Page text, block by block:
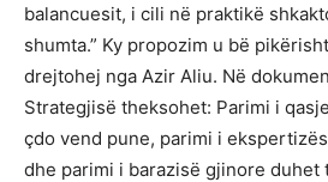
balancuesit, i cili në praktikë
shumta.” Ky propozim u bë
drejtohej nga Azir Aliu. Në
Strategjisë theksohet: Parimi i
çdo vend pune, parimi i
dhe parimi i barazisë gjinore duhet